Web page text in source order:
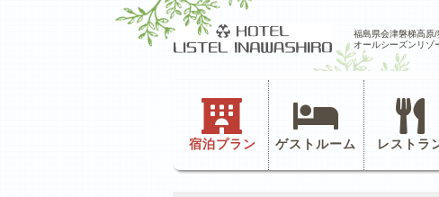
福島県会津磐梯高原
オールシーズンリゾ
宿泊プラン ゲストルーム レストラ